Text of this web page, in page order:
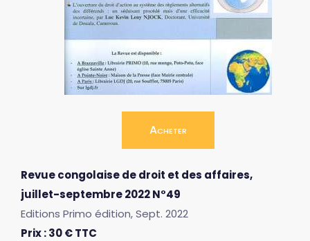
Acheter
Revue congolaise de droit et des affaires,
juillet-septembre 2022 N°49
Editions Primo édition, Sept. 2022
Prix : 30 € TTC